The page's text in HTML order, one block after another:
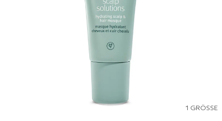
1 GRÖSSE